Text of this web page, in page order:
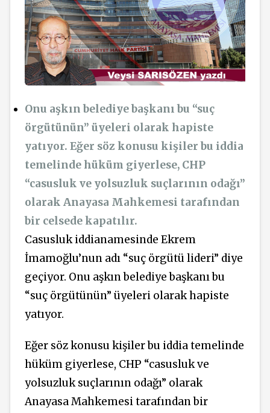
Onu aşkın belediye başkanı bu “suç
örgütünün” üyeleri olarak hapiste
yatıyor. Eğer söz konusu kişiler bu iddia
temelinde hüküm giyerlese, CHP
“casusluk ve yolsuzluk suçlarının odağı”
olarak Anayasa Mahkemesi tarafından
bir celsede kapatılır.
Casusluk iddianamesinde Ekrem
İmamoğlu’nun adı “suç örgütü lideri” diye
geçiyor. Onu aşkın belediye başkanı bu
“suç örgütünün” üyeleri olarak hapiste
yatıyor.
Eğer söz konusu kişiler bu iddia temelinde
hüküm giyerlese, CHP “casusluk ve
yolsuzluk suçlarının odağı” olarak
Anayasa Mahkemesi tarafından bir